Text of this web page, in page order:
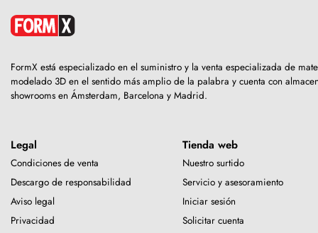
FormX está especializado en el suministro y la venta especializada de
modelado 3D en el sentido más amplio de la palabra y cuenta con
showrooms en Ámsterdam, Barcelona y Madrid.
Legal
Condiciones de venta
Descargo de responsabilidad
Aviso legal
Privacidad
Tienda web
Nuestro surtido
Servicio y asesoramiento
Iniciar sesión
Solicitar cuenta